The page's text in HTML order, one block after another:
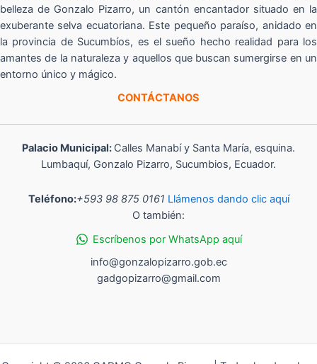
belleza de Gonzalo Pizarro, un cantón encantador situado en la
exuberante selva ecuatoriana. Este pequeño paraíso, anidado en
la provincia de Sucumbíos, es el sueño hecho realidad para los
amantes de la naturaleza y aquellos que buscan sumergirse en un
entorno único y mágico.
CONTÁCTANOS
Palacio Municipal: Calles Manabí y Santa María, esquina.
Lumbaquí, Gonzalo Pizarro, Sucumbios, Ecuador.
Teléfono:+593 98 875 0161 Llámenos dando clic aquí
O también:
Escríbenos por WhatsApp aquí
info@gonzalopizarro.gob.ec
gadgopizarro@gmail.com